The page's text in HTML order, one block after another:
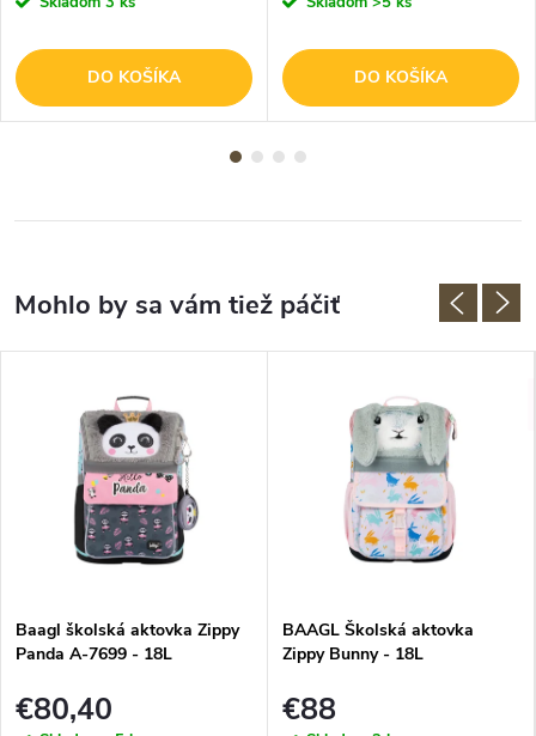
DO KOŠÍKA DO KOŠÍKA
Baagl školská aktovka Zippy
Panda A-7699 - 18L
€80,40
BAAGL Školská aktovka
Zippy Bunny - 18L
€88